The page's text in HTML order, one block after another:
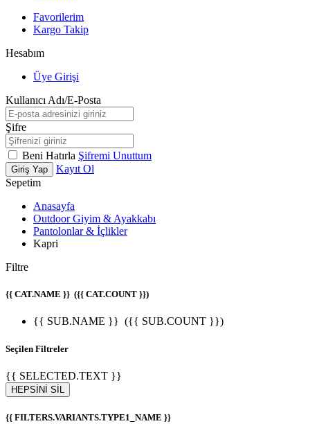
Favorilerim
Kargo Takip
Hesabım
Üye Girişi
Kullanıcı Adı/E-Posta
Şifre
Beni Hatırla Şifremi Unuttum
Giriş Yap
Kayıt Ol
Sepetim
Anasayfa
Outdoor Giyim & Ayakkabı
Pantolonlar & İçlikler
Kapri
Filtre
{{ CAT.NAME }} ({{ CAT.COUNT }})
{{ SUB.NAME }} ({{ SUB.COUNT }})
Seçilen Filtreler
{{ SELECTED.TEXT }}
HEPSİNİ SİL
{{ FILTERS.VARIANTS.TYPE1_NAME }}